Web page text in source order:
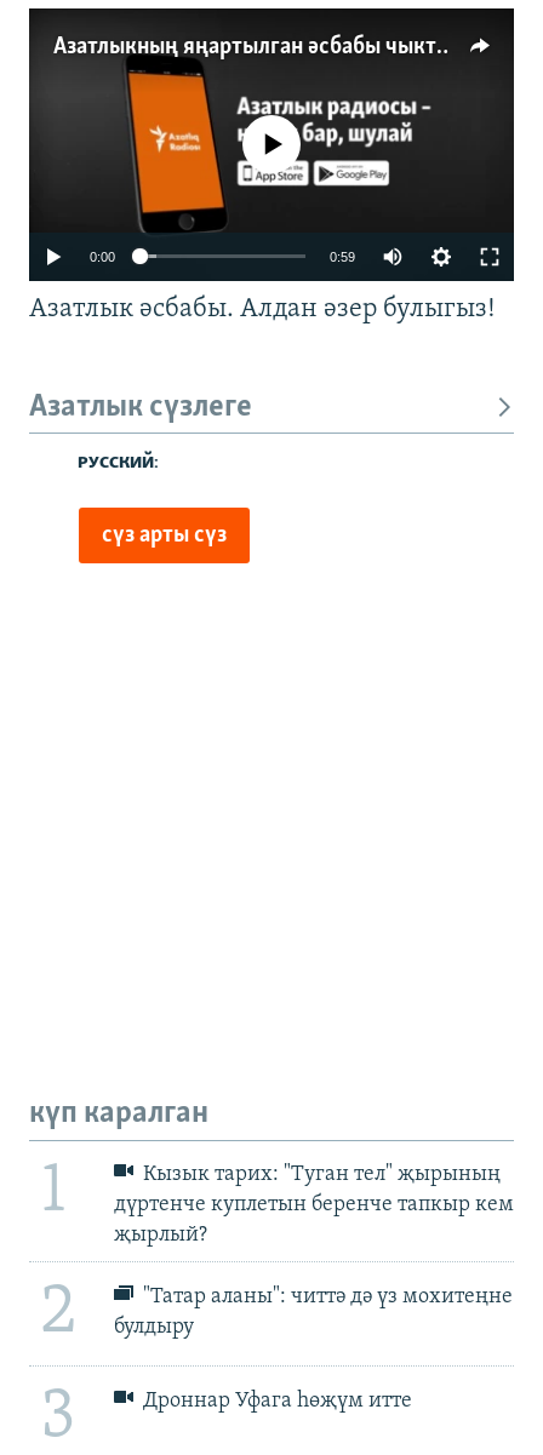
Азатлыкның яңартылган әсбабы чыкты
No media source currently available
0:00 0:59
Азатлык әсбабы. Алдан әзер булыгыз!
Азатлык сүзлеге
күп каралган
1
Кызык тарих: "Туган тел" җырының
дүртенче куплетын беренче тапкыр кем
җырлый?
2
"Татар аланы": читтә дә үз мохитеңне
булдыру
3 Дроннар Уфага һөҗүм итте